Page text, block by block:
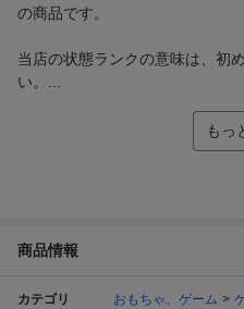
の商品です。
当店の状態ランクの意味は、初
い。...
もっ
商品情報
カテゴリ おもちゃ、ゲーム